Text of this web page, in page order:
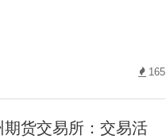
165
货交易所：交易活